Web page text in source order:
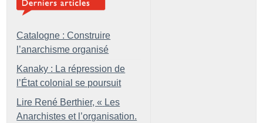
Catalogne : Construire
l’anarchisme organisé
Kanaky : La répression de
l’État colonial se poursuit
Lire René Berthier, « Les
Anarchistes et l’organisation.